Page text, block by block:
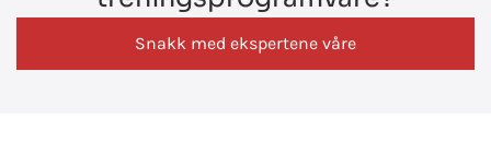
Snakk med ekspertene våre